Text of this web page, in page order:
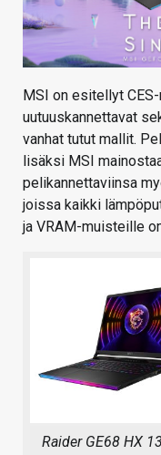
MSI on esitellyt
uutuuskannettavat
vanhat tutut mallit.
lisäksi MSI
pelikannettaviinsa
joissa kaikki
ja VRAM-muisteille
Raider GE68 HX